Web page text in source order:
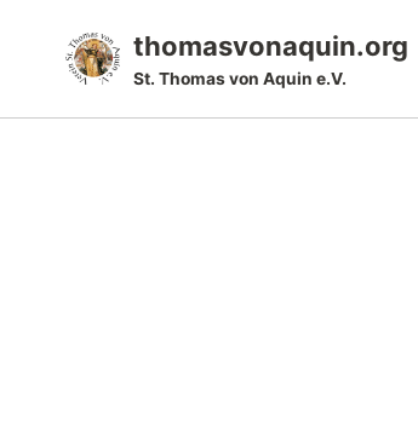
thomasvonaquin.org
St. Thomas von Aquin e.V.